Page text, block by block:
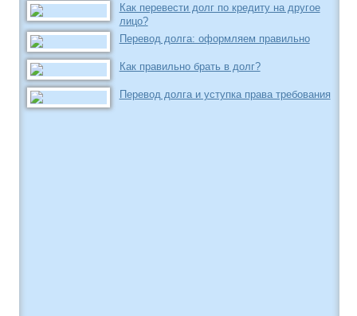
Как перевести долг по кредиту на другое
лицо?
Перевод долга: оформляем правильно
Как правильно брать в долг?
Перевод долга и уступка права требования